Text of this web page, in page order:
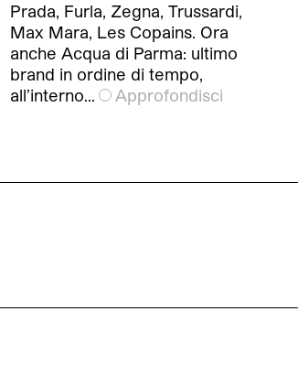
Prada, Furla, Zegna, Trussardi,
Max Mara, Les Copains. Ora
anche Acqua di Parma: ultimo
brand in ordine di tempo,
all’interno…
Approfondisci